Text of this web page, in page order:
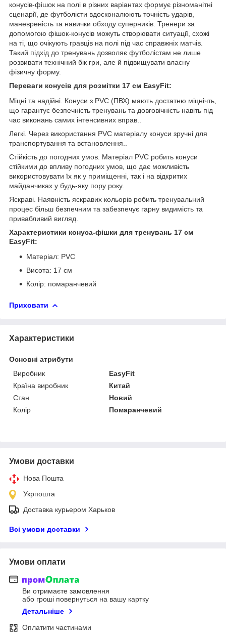
конусів-фішок на полі в різних варіантах формує різноманітні
сценарії, де футболісти вдосконалюють точність ударів,
маневреність та навички обходу суперників. Тренери за
допомогою фішок-конусів можуть створювати ситуації, схожі
на ті, що очікують гравців на полі під час справжніх матчів.
Такий підхід до тренувань дозволяє футболістам не лише
розвивати технічний бік гри, але й підвищувати власну
фізичну форму.
Переваги конусів для розмітки 17 см EasyFit:
Міцні та надійні. Конуси з PVC (ПВХ) мають достатню міцнічть,
що гарантує безпечність тренувань та довговічність навіть під
час виконань самих інтенсивних вправ..
Легкі. Через використання PVC матеріалу конуси зручні для
транспортування та встановлення..
Стійкість до погодних умов. Матеріал PVC робить конуси
стійкими до впливу погодних умов, що дає можливість
використовувати їх як у приміщенні, так і на відкритих
майданчиках у будь-яку пору року.
Яскраві. Наявність яскравих кольорів робить тренувальний
процес більш безпечним та забезпечує гарну видимість та
привабливий вигляд.
Характеристики конуса-фішки для тренувань 17 см
EasyFit:
Матеріал: PVC
Висота: 17 см
Колір: помаранчевий
Приховати
Характеристики
Основні атрибути
Виробник
EasyFit
Країна виробник
Китай
Стан
Новий
Колір
Помаранчевий
Умови доставки
Нова Пошта
Укрпошта
Доставка курьером Харьков
Всі умови доставки
Умови оплати
Ви отримаєте замовлення
або гроші повернуться на вашу картку
Детальніше
Оплатити частинами